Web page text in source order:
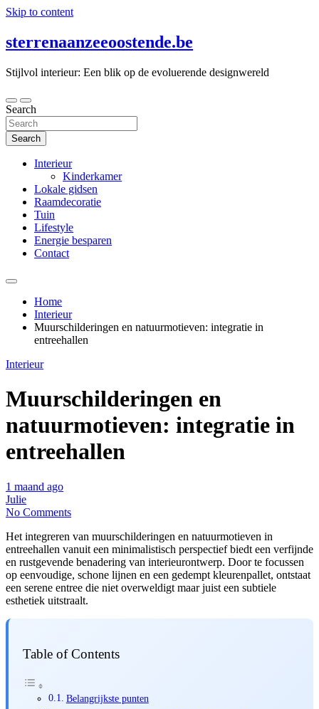
Skip to content
sterrenaanzeeoostende.be
Stijlvol interieur: Een blik op de evoluerende designwereld
Search
Search
Interieur
Kinderkamer
Lokale gidsen
Raamdecoratie
Tuin
Lifestyle
Energie besparen
Contact
Home
Interieur
Muurschilderingen en natuurmotieven: integratie in
entreehallen
Interieur
Muurschilderingen en
natuurmotieven: integratie in
entreehallen
1 maand ago
Julie
No Comments
Het integreren van muurschilderingen en natuurmotieven in
entreehallen vanuit een minimalistisch perspectief biedt een verfijnde
en rustgevende benadering van interieurontwerp. Door te focussen
op eenvoudige, schone lijnen en een gedempt kleurenpallet, ontstaat
een serene entree die niet overweldigt maar juist een subtiele
esthetiek uitstraalt.
Table of Contents
Belangrijkste punten